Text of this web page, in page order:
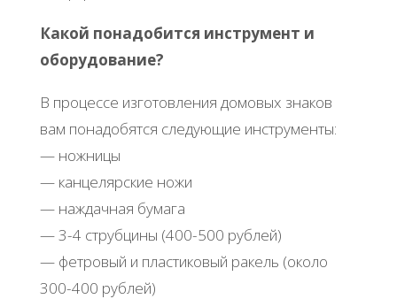
Какой понадобится инструмент и
оборудование?
В процессе изготовления домовых знаков
вам понадобятся следующие инструменты:
— ножницы
— канцелярские ножи
— наждачная бумага
— 3-4 струбцины (400-500 рублей)
— фетровый и пластиковый ракель (около
300-400 рублей)